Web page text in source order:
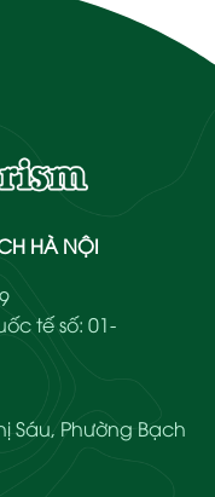
HÀ NỘI
tế số: 01-
Sáu, Phường Bạch